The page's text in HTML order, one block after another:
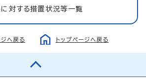
対する措置状況等一覧
へ戻る トップページへ戻る